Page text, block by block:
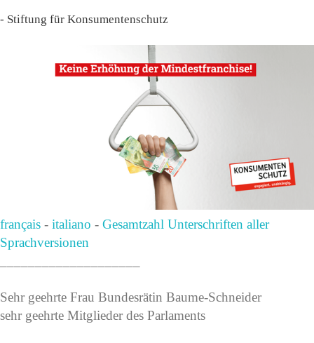
- Stiftung für Konsumentenschutz
français - italiano - Gesamtzahl Unterschriften aller
Sprachversionen
Sehr geehrte Frau Bundesrätin Baume-Schneider
sehr geehrte Mitglieder des Parlaments